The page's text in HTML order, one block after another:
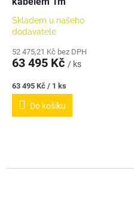
A
Skladem u našeho
dodavatele
52 475,21 Kč bez DPH
63 495 Kč / ks
Měrná
cena:
63 495 Kč / 1 ks
Do košíku